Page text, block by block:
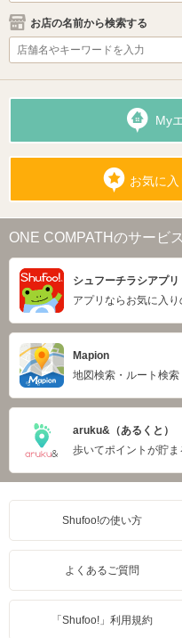
お店の名前から検索する
My
お気に
ONE COMPATHのサービス
シュフーチラシアプリ
アプリならお気に入
Mapion
地図検索・ルート検索
aruku&（あるくと）
歩いてポイントが貯ま
Shufoo!の使い方
よくあるご質問
「Shufoo!」利用規約